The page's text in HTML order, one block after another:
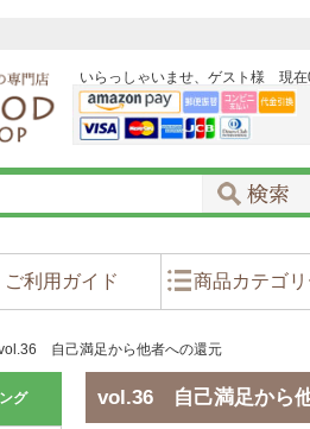
いらっしゃいませ、ゲスト様 現在
ご利用ガイド 商品カテゴリ
自己満足から他者への還元
vol.36 自己満足から
グ